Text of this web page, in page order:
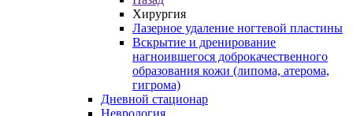
Хирургия
Лазерное удаление ногтевой пластины
Вскрытие и дренирование
нагноившегося доброкачественного
образования кожи (липома, атерома,
гигрома)
Дневной стационар
Неврология